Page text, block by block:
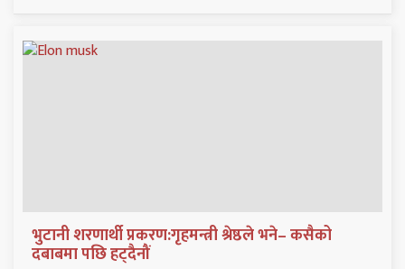
भुटानी शरणार्थी प्रकरण:गृहमन्त्री श्रेष्ठले भने– कसैको
दबाबमा पछि हट्दैनौं